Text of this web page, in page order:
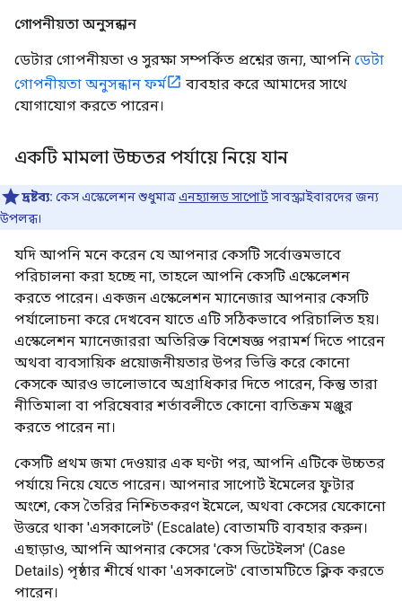
গোপনীয়তা অনুসন্ধান
ডেটার গোপনীয়তা ও সুরক্ষা সম্পর্কিত প্রশ্নের জন্য, আপনি ডেটা
গোপনীয়তা অনুসন্ধান ফর্ম
ব্যবহার করে আমাদের সাথে
যোগাযোগ করতে পারেন।
একটি মামলা উচ্চতর পর্যায়ে নিয়ে যান
দ্রষ্টব্য: কেস এস্কেলেশন শুধুমাত্র এনহ্যান্সড সাপোর্টসাবস্ক্রাইবারদের জন্য
উপলব্ধ।
যদি আপনি মনে করেন যে আপনার কেসটি সর্বোত্তমভাবে
পরিচালনা করা হচ্ছে না, তাহলে আপনি কেসটি এস্কেলেশন
করতে পারেন। একজন এস্কেলেশন ম্যানেজার আপনার কেসটি
পর্যালোচনা করে দেখবেন যাতে এটি সঠিকভাবে পরিচালিত হয়।
এস্কেলেশন ম্যানেজাররা অতিরিক্ত বিশেষজ্ঞ পরামর্শ দিতে পারেন
অথবা ব্যবসায়িক প্রয়োজনীয়তার উপর ভিত্তি করে কোনো
কেসকে আরও ভালোভাবে অগ্রাধিকার দিতে পারেন, কিন্তু তারা
নীতিমালা বা পরিষেবার শর্তাবলীতে কোনো ব্যতিক্রম মঞ্জুর
করতে পারেন না।
কেসটি প্রথম জমা দেওয়ার এক ঘণ্টা পর, আপনি এটিকে উচ্চতর
পর্যায়ে নিয়ে যেতে পারেন। আপনার সাপোর্ট ইমেলের ফুটার
অংশে, কেস তৈরির নিশ্চিতকরণ ইমেলে, অথবা কেসের যেকোনো
উত্তরে থাকা 'এসকালেট' (Escalate) বোতামটি ব্যবহার করুন।
এছাড়াও, আপনি আপনার কেসের 'কেস ডিটেইলস' (Case
Details) পৃষ্ঠার শীর্ষে থাকা 'এসকালেট' বোতামটিতে ক্লিক করতে
পারেন।